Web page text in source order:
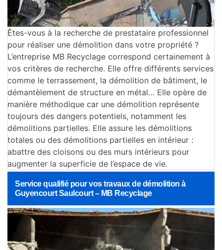
Êtes-vous à la recherche de prestataire professionnel
pour réaliser une démolition dans votre propriété ?
L’entreprise MB Recyclage correspond certainement à
vos critères de recherche. Elle offre différents services
comme le terrassement, la démolition de bâtiment, le
démantèlement de structure en métal… Elle opère de
manière méthodique car une démolition représente
toujours des dangers potentiels, notamment les
démolitions partielles. Elle assure les démolitions
totales ou des démolitions partielles en intérieur :
abattre des cloisons ou des murs intérieurs pour
augmenter la superficie de l’espace de vie.
Service qualifié pour vos travaux de démolition à
Guyencourt Saulcourt – MB Recyclage